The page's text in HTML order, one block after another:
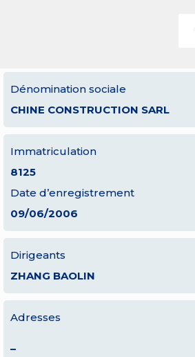
Dénomination sociale
CHINE CONSTRUCTION SARL
Immatriculation
8125
Date d’enregistrement
09/06/2006
Dirigeants
ZHANG BAOLIN
Adresses
–